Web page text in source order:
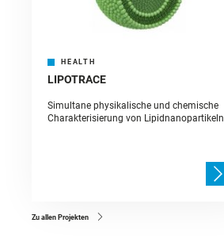
HEALTH
LIPOTRACE
Simultane physikalische und chemische
Charakterisierung von Lipidnanopartikeln
Zu allen Projekten